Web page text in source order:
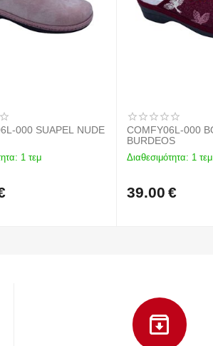
000 SUAPEL NUDE
1 τεμ
COMFY06L-000 BOSQUE
BURDEOS
Διαθεσιμότητα: 1 τεμ
39.00 €